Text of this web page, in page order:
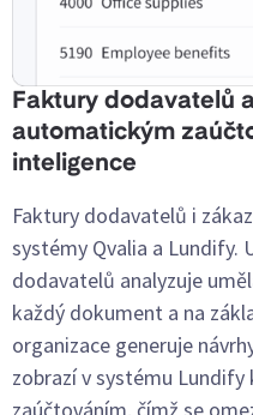
Faktury dodavatelů
automatickým
inteligence
Faktury dodavatelů i
systémy Qvalia a Lundify.
dodavatelů analyzuje
každý dokument a na
organizace generuje
zobrazí v systému Lundify
zaúčtováním, čímž se